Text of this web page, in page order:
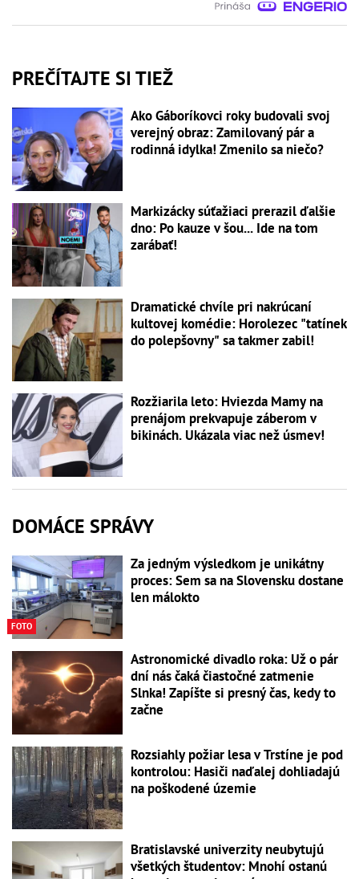
PREČÍTAJTE SI TIEŽ
Ako Gáboríkovci roky budovali svoj
verejný obraz: Zamilovaný pár a
rodinná idylka! Zmenilo sa niečo?
Markizácky súťažiaci prerazil ďalšie
dno: Po kauze v šou... Ide na tom
zarábať!
Dramatické chvíle pri nakrúcaní
kultovej komédie: Horolezec "tatínek
do polepšovny" sa takmer zabil!
Rozžiarila leto: Hviezda Mamy na
prenájom prekvapuje záberom v
bikinách. Ukázala viac než úsmev!
DOMÁCE SPRÁVY
FOTO
Za jedným výsledkom je unikátny
proces: Sem sa na Slovensku dostane
len málokto
Astronomické divadlo roka: Už o pár
dní nás čaká čiastočné zatmenie
Slnka! Zapíšte si presný čas, kedy to
začne
Rozsiahly požiar lesa v Trstíne je pod
kontrolou: Hasiči naďalej dohliadajú
na poškodené územie
Bratislavské univerzity neubytujú
všetkých študentov: Mnohí ostanú